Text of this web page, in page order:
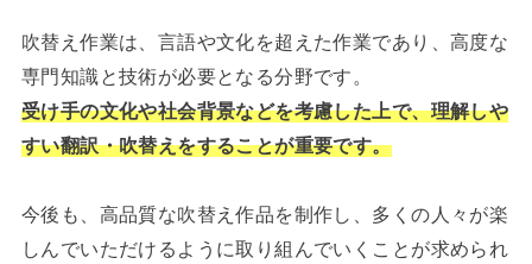
吹替え作業は、言語や文化を超えた作業であり、高度な
専門知識と技術が必要となる分野です。
受け手の文化や社会背景などを考慮した上で、理解しや
すい翻訳・吹替えをすることが重要です。
今後も、高品質な吹替え作品を制作し、多くの人々が楽
しんでいただけるように取り組んでいくことが求められ